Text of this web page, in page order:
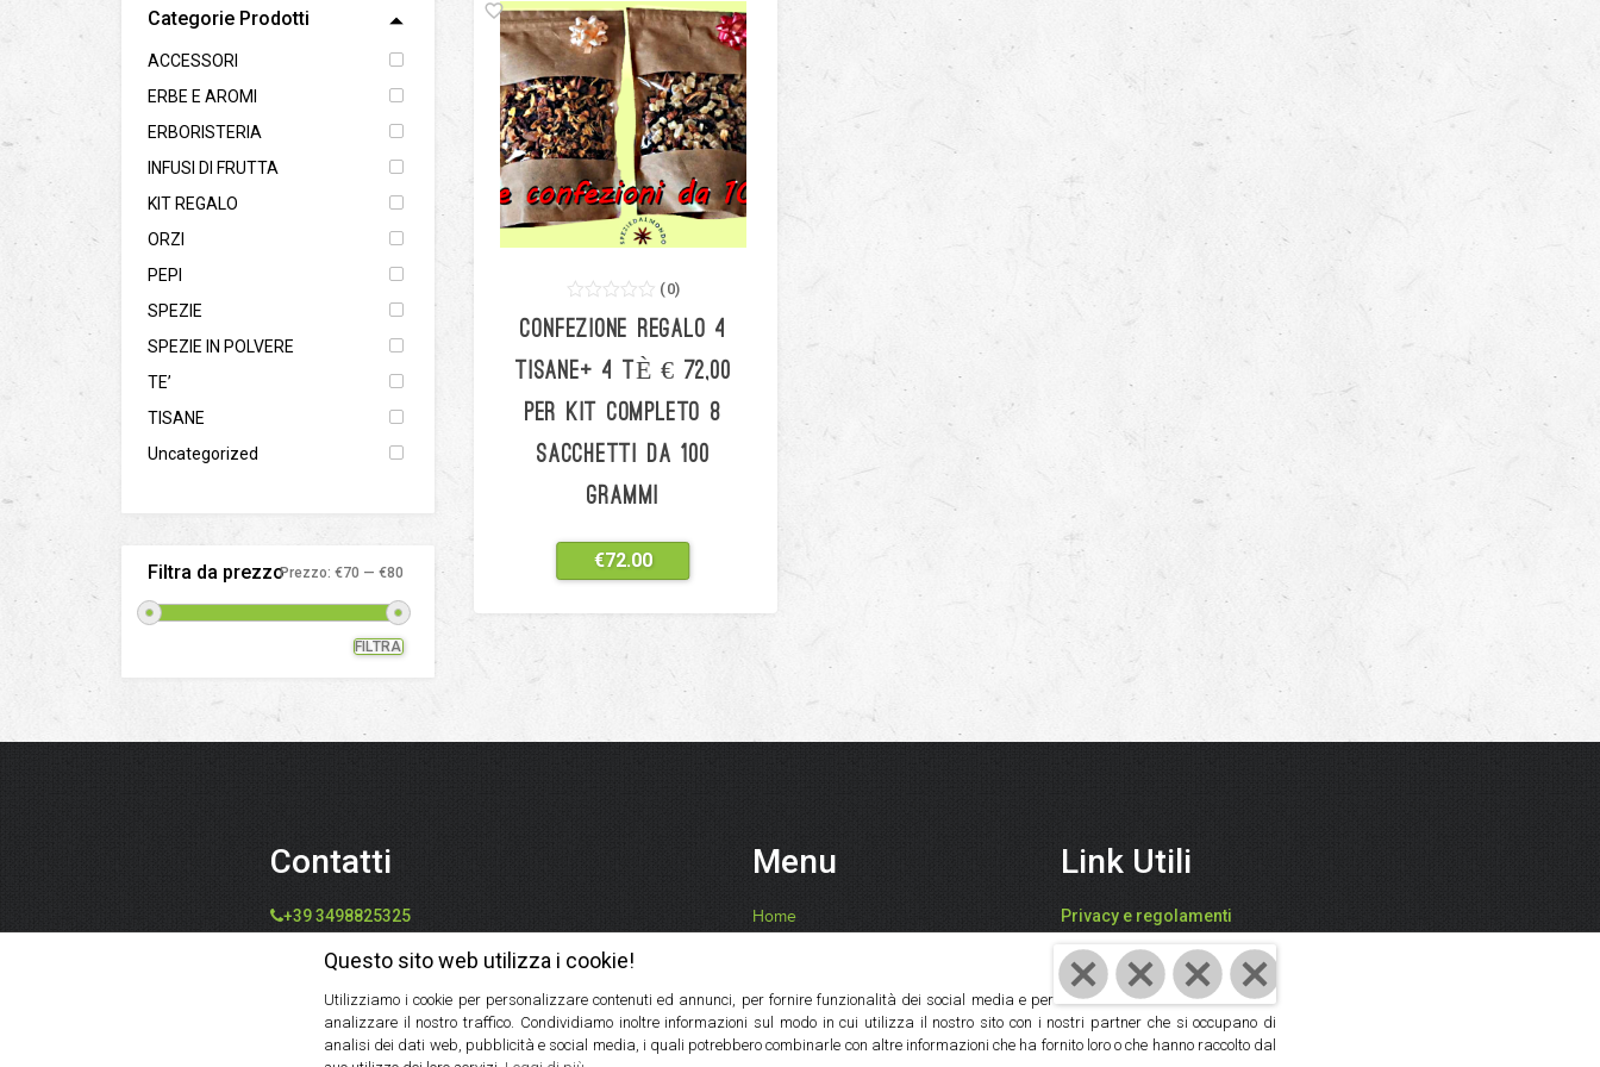
Categorie Prodotti
ACCESSORI
ERBE E AROMI
ERBORISTERIA
INFUSI DI FRUTTA
KIT REGALO
ORZI
PEPI
SPEZIE
SPEZIE IN POLVERE
TE’
TISANE
Uncategorized
Filtra da prezzo
Prezzo
Prezzo
FILTRA
Prezzo: €70 — €80
0
out
5
based
on
0
customer
ratings
(0)
CONFEZIONE REGALO 4
TISANE+ 4 TÈ € 72,00
PER KIT COMPLETO 8
SACCHETTI DA 100
GRAMMI
€72.00
Contatti
+39 3498825325
catiafari@yahoo.it
Via Tommaso Galleppini, 31,
47121 Forlì FC, Italia
Menu
Home
I Nostri Prodotti
Contatti
Link Utili
Privacy e regolamenti
FARI CATIA - "SPEZIEDALMONDO"
P.IVA: 03942850409
Cod. Fisc: FRACTA61D59D704V
Questo sito web utilizza i cookie!
Utilizziamo i cookie per personalizzare contenuti ed annunci, per fornire funzionalità dei social media e per
analizzare il nostro traffico. Condividiamo inoltre informazioni sul modo in cui utilizza il nostro sito con i nostri partner che si occupano di
analisi dei dati web, pubblicità e social media, i quali potrebbero combinarle con altre informazioni che ha fornito loro o che hanno raccolto dal